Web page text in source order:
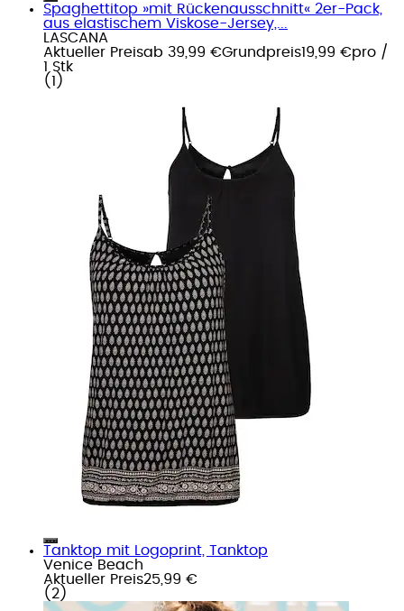
Spaghettitop »mit Rückenausschnitt« 2er-Pack,
aus elastischem Viskose-Jersey,...
LASCANA
Aktueller Preisab 39,99 €Grundpreis19,99 €pro /
1 Stk
( 1 )
Tanktop mit Logoprint, Tanktop
Venice Beach
Aktueller Preis25,99 €
( 2 )